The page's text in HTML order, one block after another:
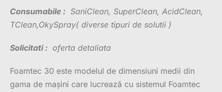
Consumabile : SaniClean, SuperClean, AcidClean,
TClean,OkySpray( diverse tipuri de solutii )
Solicitati : oferta detaliata
Foamtec 30 este modelul de dimensiuni medii din
gama de mașini care lucrează cu sistemul Foamtec